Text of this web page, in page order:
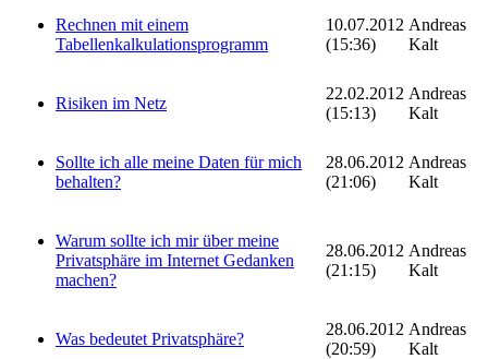
Rechnen mit einem
Tabellenkalkulationsprogramm
10.07.2012
(15:36)
Andreas
Kalt
Risiken im Netz
22.02.2012
(15:13)
Andreas
Kalt
Sollte ich alle meine Daten für mich
behalten?
28.06.2012
(21:06)
Andreas
Kalt
Warum sollte ich mir über meine
Privatsphäre im Internet Gedanken
machen?
28.06.2012
(21:15)
Andreas
Kalt
Was bedeutet Privatsphäre?
28.06.2012
(20:59)
Andreas
Kalt